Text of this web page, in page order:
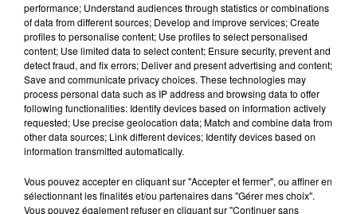
Aménager un school bus au
Canada et accueillir les bleus à
Boston,...
Born in the U.S.A - Bruce
Springsteen : la chanson que
l’Amérique...
performance; Understand audiences through statistics or combinations
of data from different sources; Develop and improve services; Create
profiles to personalise content; Use profiles to select personalised
content; Use limited data to select content; Ensure security, prevent and
detect fraud, and fix errors; Deliver and present advertising and content;
Save and communicate privacy choices. These technologies may
process personal data such as IP address and browsing data to offer
following functionalities: Identify devices based on information actively
requested; Use precise geolocation data; Match and combine data from
other data sources; Link different devices; Identify devices based on
information transmitted automatically.
Vous pouvez accepter en cliquant sur "Accepter et fermer", ou affiner en
sélectionnant les finalités et/ou partenaires dans "Gérer mes choix".
Vous pouvez également refuser en cliquant sur "Continuer sans